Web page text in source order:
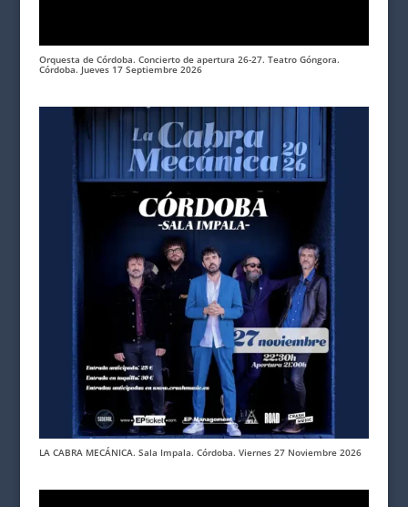
Orquesta de Córdoba. Concierto de apertura 26-27. Teatro Góngora.
Córdoba. Jueves 17 Septiembre 2026
LA CABRA MECÁNICA. Sala Impala. Córdoba. Viernes 27 Noviembre 2026